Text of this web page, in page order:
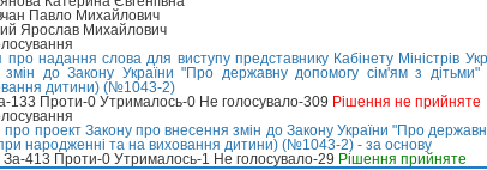
Павло Михайлович
Ярослав Михайлович
про надання слова для виступу представнику Кабінету Міністрів
до Закону України "Про державну допомогу сім'ям з
дитини) (№1043-2)
133 Проти-0 Утрималось-0 Не голосувало-309 Рішення не прийняте
про проект Закону про внесення змін до Закону України "Про
народженні та на виховання дитини) (№1043-2) - за основу
За-413 Проти-0 Утрималось-1 Не голосувало-29 Рішення прийняте